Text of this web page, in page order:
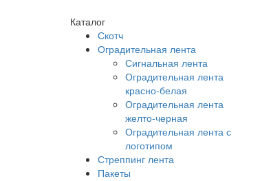
Каталог
Скотч
Оградительная лента
Сигнальная лента
Оградительная лента
красно-белая
Оградительная лента
желто-черная
Оградительная лента с
логотипом
Стреппинг лента
Пакеты